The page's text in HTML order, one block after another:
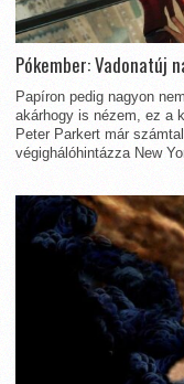
Pókember: Vadonatúj
Papíron pedig nagyon
akárhogy is nézem, ez a
Peter Parkert már
végighálóhintázza New